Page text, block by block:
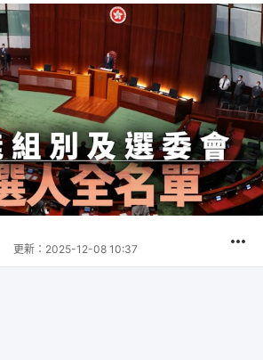
更新： 2025-12-08 10:37